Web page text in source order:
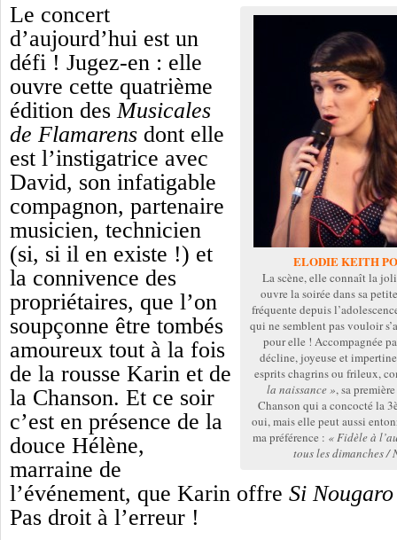
ELODIE KEITH
La scène, elle connaît la
ouvre la soirée dans sa
fréquente depuis
qui ne semblent pas vouloir
pour elle ! Accompagnée
décline, joyeuse et
esprits chagrins ou frileux,
la naissance », sa
Chanson qui a concocté la
oui, mais elle peut aussi
ma préférence : « Fidèle à
tous les dimanches
Le concert
d’aujourd’hui est un
défi ! Jugez-en : elle
ouvre cette quatrième
édition des Musicales
de Flamarens dont elle
est l’instigatrice avec
David, son infatigable
compagnon, partenaire
musicien, technicien
(si, si il en existe !) et
la connivence des
propriétaires, que l’on
soupçonne être tombés
amoureux tout à la fois
de la rousse Karin et de
la Chanson. Et ce soir
c’est en présence de la
douce Hélène,
marraine de
l’événement, que Karin offre Si
Pas droit à l’erreur !